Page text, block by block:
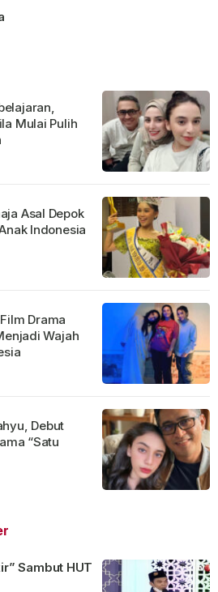
Mulai Pulih
Asal Depok
Indonesia
Drama
Wajah
Debut
“Satu
Sambut HUT